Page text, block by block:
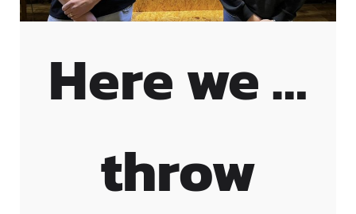
Here we …
throw